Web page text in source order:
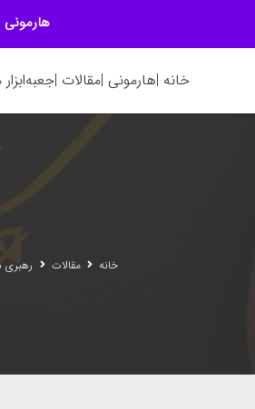
خانه |هارمونی |مقالات |
خانه مقالات رهبری
هارمونی